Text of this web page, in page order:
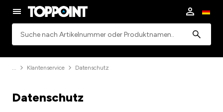
Klantenservice Datenschutz
Datenschutz